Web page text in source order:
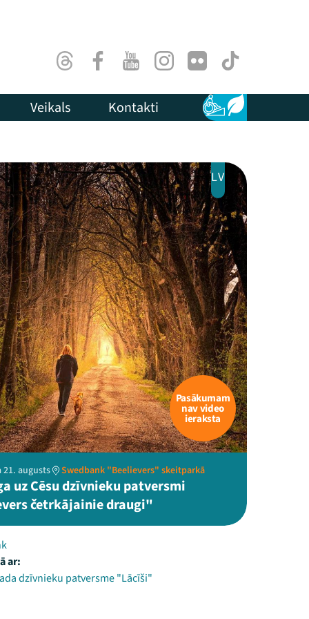
ThreadsFacebookYoutubeInstagram
Flick TikTok
Veikals Kontakti Pieejamība
Ilgtspēja
LV
Pasākumam
nav video
ieraksta
21. augusts Swedbank "Beelievers" skeitparkā
uz Cēsu dzīvnieku patversmi
četrkājainie draugi"
ar:
dzīvnieku patversme "Lācīši"